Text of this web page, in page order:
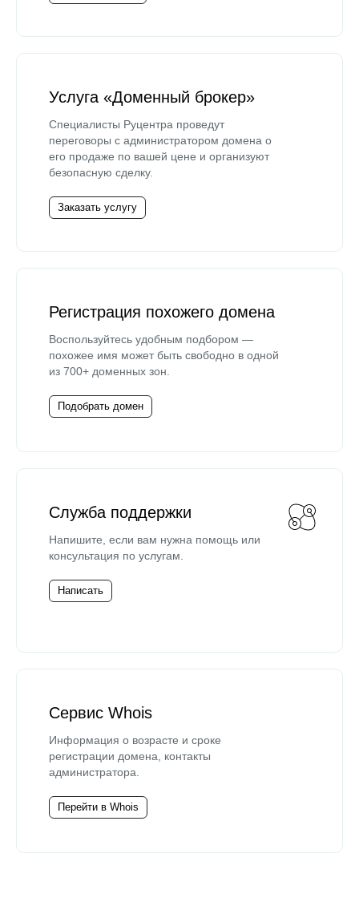
Услуга «Доменный брокер»
Специалисты Руцентра проведут
переговоры с администратором домена о
его продаже по вашей цене и организуют
безопасную сделку.
Заказать услугу
Регистрация похожего домена
Воспользуйтесь удобным подбором —
похожее имя может быть свободно в одной
из 700+ доменных зон.
Подобрать домен
Служба поддержки
Напишите, если вам нужна помощь или
консультация по услугам.
Написать
Сервис Whois
Информация о возрасте и сроке
регистрации домена, контакты
администратора.
Перейти в Whois